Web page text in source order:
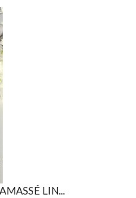
LIN...